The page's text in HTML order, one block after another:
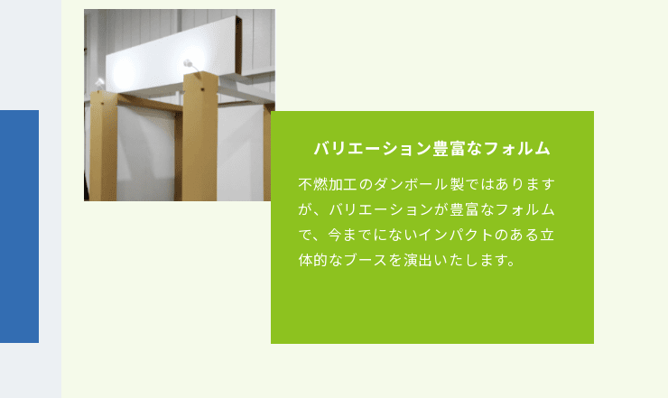
バリエーション豊富なフォルム
不燃加工のダンボール製ではあります
が、バリエーションが豊富なフォルム
で、今までにないインパクトのある立
体的なブースを演出いたします。